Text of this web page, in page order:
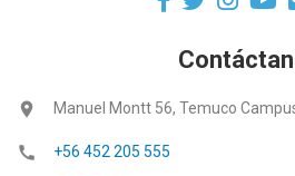
location_on Manuel Montt 56, Temuco
call +56 452 205 555